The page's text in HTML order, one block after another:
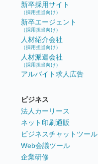
新卒採用サイト
（採用担当向け）
新卒エージェント
（採用担当向け）
人材紹介会社
（採用担当向け）
人材派遣会社
（採用担当向け）
アルバイト求人広告
ビジネス
法人カーリース
ネット印刷通販
ビジネスチャットツール
Web会議ツール
企業研修